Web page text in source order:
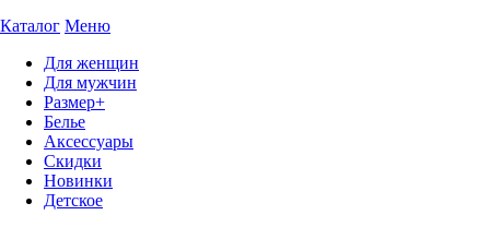
Каталог Меню
Для женщин
Для мужчин
Размер+
Белье
Аксессуары
Скидки
Новинки
Детское